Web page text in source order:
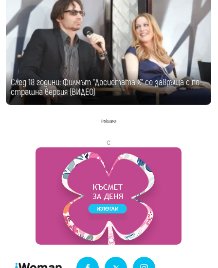
След 18 години: Филмът "Досиетата Х" се завръща с по-
страшна версия (ВИДЕО)
Реклама
с